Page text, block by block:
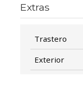
Extras
Trastero
Exterior